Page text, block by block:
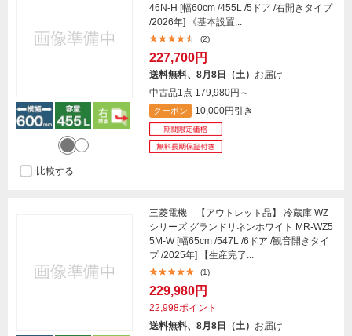
46N-H [幅60cm /455L /5ドア /右開きタイプ
/2026年] 《基本設置...
(2)
227,700円
送料無料、8月8日（土） お届け
中古品1点 179,980円～
クーポン 10,000円引き
比較する
三菱電機 【アウトレット品】 冷蔵庫 WZ
シリーズ グランドリネンホワイト MR-WZ5
5M-W [幅65cm /547L /6ドア /観音開きタイ
プ /2025年] 【生産完了...
(1)
229,980円
22,998ポイント
送料無料、8月8日（土） お届け